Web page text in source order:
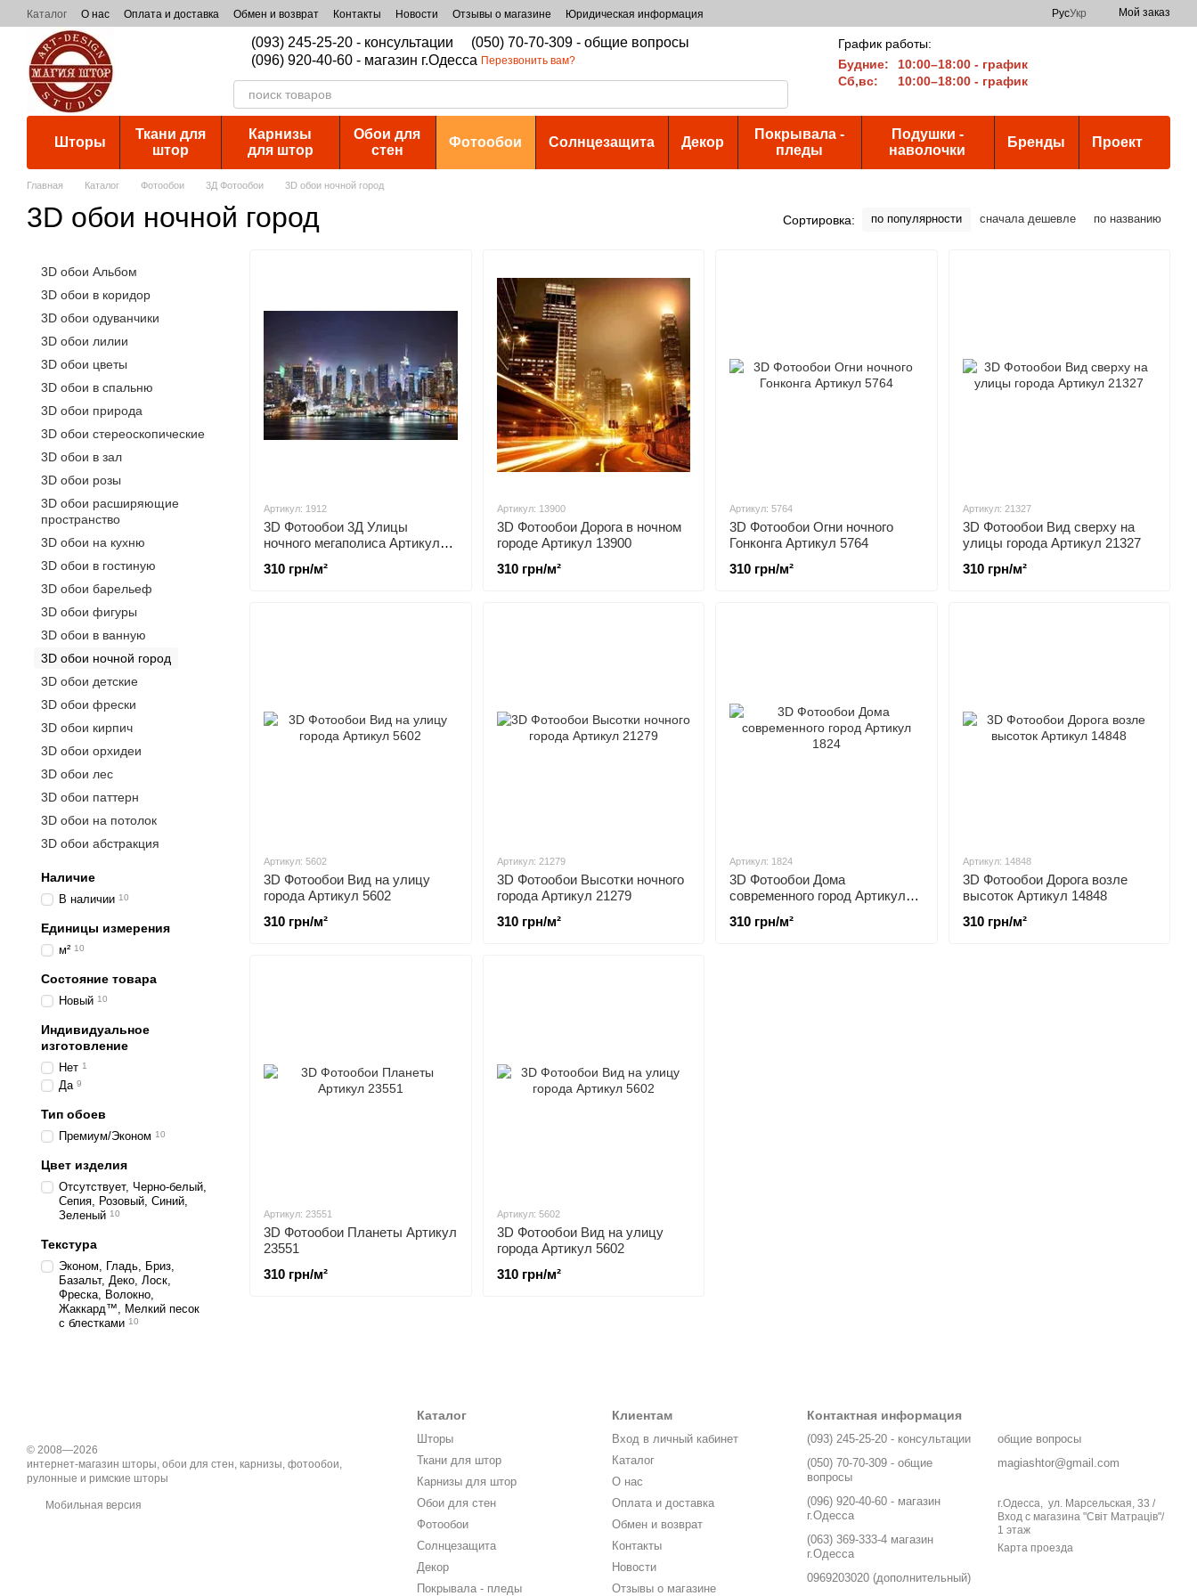
Перейти к основному контенту
Каталог О нас Оплата и доставка Обмен и возврат Контакты Новости Отзывы о магазине Юридическая информация РусУкр Мой заказ
(093) 245-25-20 - консультации
(050) 70-70-309 - общие вопросы
(096) 920-40-60 - магазин г.Одесса Перезвонить вам?
График работы:
Будние:
10:00–18:00 - график
Сб,вс:
10:00–18:00 - график
Шторы
Ткани для
штор
Карнизы
для штор
Обои для
стен
Фотообои Солнцезащита Декор
Покрывала -
пледы
Подушки -
наволочки
Бренды Проект
Главная Каталог Фотообои 3Д Фотообои 3D обои ночной город
3D обои ночной город Сортировка: по популярности сначала дешевле по названию
Артикул: 1912
3D Фотообои 3Д Улицы
ночного мегаполиса Артикул
310 грн/м²
Артикул: 13900
3D Фотообои Дорога в ночном
городе Артикул 13900
310 грн/м²
Артикул: 5764
3D Фотообои Огни ночного
Гонконга Артикул 5764
310 грн/м²
Артикул: 21327
3D Фотообои Вид сверху на
улицы города Артикул 21327
310 грн/м²
Артикул: 5602
3D Фотообои Вид на улицу
города Артикул 5602
310 грн/м²
Артикул: 21279
3D Фотообои Высотки ночного
города Артикул 21279
310 грн/м²
Артикул: 1824
3D Фотообои Дома
современного город Артикул
310 грн/м²
Артикул: 14848
3D Фотообои Дорога возле
высоток Артикул 14848
310 грн/м²
Артикул: 23551
3D Фотообои Планеты Артикул
23551
310 грн/м²
Артикул: 5602
3D Фотообои Вид на улицу
города Артикул 5602
310 грн/м²
3D обои Альбом
3D обои в коридор
3D обои одуванчики
3D обои лилии
3D обои цветы
3D обои в спальню
3D обои природа
3D обои стереоскопические
3D обои в зал
3D обои розы
3D обои расширяющие
пространство
3D обои на кухню
3D обои в гостиную
3D обои барельеф
3D обои фигуры
3D обои в ванную
3D обои ночной город
3D обои детские
3D обои фрески
3D обои кирпич
3D обои орхидеи
3D обои лес
3D обои паттерн
3D обои на потолок
3D обои абстракция
Наличие
В наличии 10
Единицы измерения
м² 10
Состояние товара
Новый 10
Индивидуальное
изготовление
Нет 1
Да 9
Тип обоев
Премиум/Эконом 10
Цвет изделия
Отсутствует, Черно-белый,
Сепия, Розовый, Синий,
Зеленый 10
Текстура
Эконом, Гладь, Бриз,
Базальт, Деко, Лоск,
Фреска, Волокно,
Жаккард™, Мелкий песок
с блестками 10
© 2008—2026
интернет-магазин шторы, обои для стен, карнизы, фотообои,
рулонные и римские шторы
Мобильная версия
Каталог
Шторы
Ткани для штор
Карнизы для штор
Обои для стен
Фотообои
Солнцезащита
Декор
Покрывала - пледы
Клиентам
Вход в личный кабинет
Каталог
О нас
Оплата и доставка
Обмен и возврат
Контакты
Новости
Отзывы о магазине
Контактная информация
(093) 245-25-20 - консультации
(050) 70-70-309 - общие
вопросы
(096) 920-40-60 - магазин
г.Одесса
(063) 369-333-4 магазин
г.Одесса
0969203020 (дополнительный)
общие вопросы
magiashtor@gmail.com
г.Одесса, ул. Марсельская, 33 /
Вход с магазина "Світ Матраців"/
1 этаж
Карта проезда